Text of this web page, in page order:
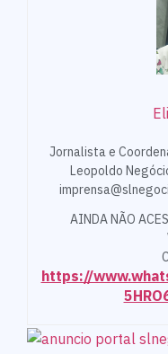
Jornalista e
Leopoldo
AINDA NÃO
https://